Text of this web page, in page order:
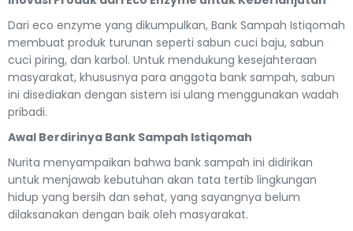
Dari eco enzyme yang dikumpulkan, Bank Sampah Istiqomah
membuat produk turunan seperti sabun cuci baju, sabun
cuci piring, dan karbol. Untuk mendukung kesejahteraan
masyarakat, khususnya para anggota bank sampah, sabun
ini disediakan dengan sistem isi ulang menggunakan wadah
pribadi.
Awal Berdirinya Bank Sampah Istiqomah
Nurita menyampaikan bahwa bank sampah ini didirikan
untuk menjawab kebutuhan akan tata tertib lingkungan
hidup yang bersih dan sehat, yang sayangnya belum
dilaksanakan dengan baik oleh masyarakat.